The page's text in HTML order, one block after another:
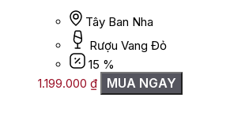
Tây Ban Nha
Rượu Vang Đỏ
15 %
1.199.000 ₫ MUA NGAY